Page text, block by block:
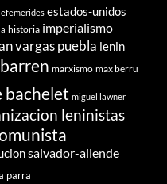
efemerides estados-unidos
historia imperialismo
vargas puebla lenin
marxismo max berru
bachelet miguel lawner
leninistas
salvador-allende
parra